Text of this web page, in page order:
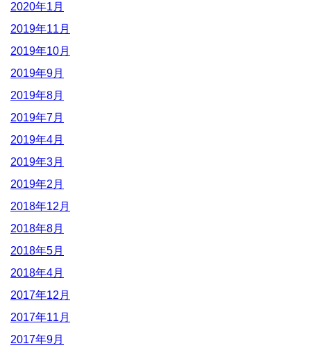
2020年1月
2019年11月
2019年10月
2019年9月
2019年8月
2019年7月
2019年4月
2019年3月
2019年2月
2018年12月
2018年8月
2018年5月
2018年4月
2017年12月
2017年11月
2017年9月